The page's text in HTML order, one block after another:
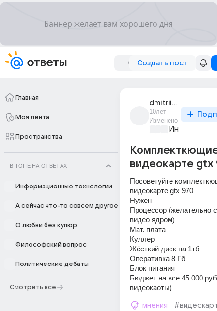
Создать пост
Главная
Моя лента
Пространства
В ТОПЕ НА ОТВЕТАХ
Информационные технологии
А сейчас что-то совсем другое
О любви без купюр
Философский вопрос
Политические дебаты
Смотреть все
dmitrii_57284
10лет
Изменено
видеокарте gtx
Посоветуйте
видеокарте gtx 970
Нужен
Процессор (желательно
видео ядром)
Мат. плата
Куллер
Жёсткий диск на 1тб
Оперативка 8 Гб
Блок питания
Бюджет на все 45 000
видеокаоты)
мнения